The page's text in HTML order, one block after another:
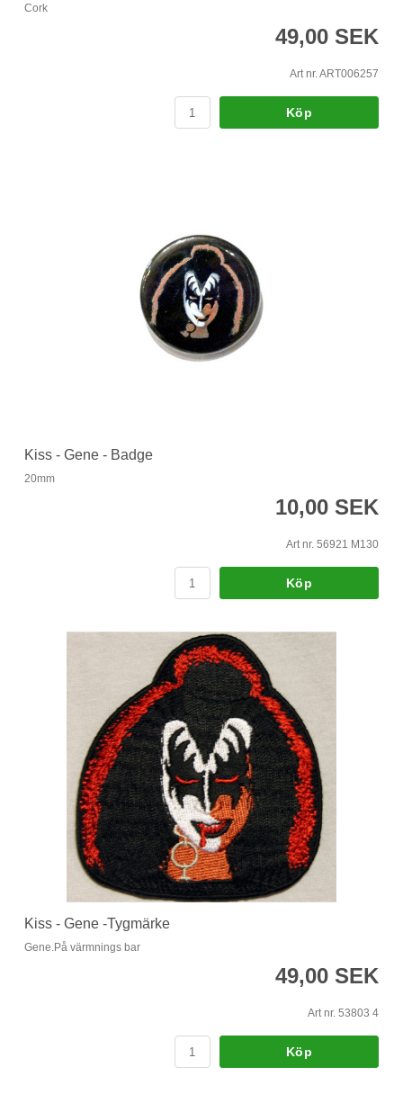
Cork
49,00 SEK
Art nr. ART006257
Köp
Kiss - Gene - Badge
20mm
10,00 SEK
Art nr. 56921 M130
Köp
Kiss - Gene -Tygmärke
Gene.På värmnings bar
49,00 SEK
Art nr. 53803 4
Köp